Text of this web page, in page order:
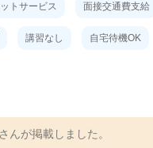
トサービス 面接交通費支給
講習なし 自宅待機OK
さんが掲載しました。